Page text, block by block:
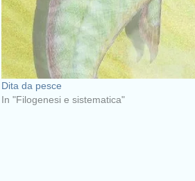
Dita da pesce
In "Filogenesi e sistematica"